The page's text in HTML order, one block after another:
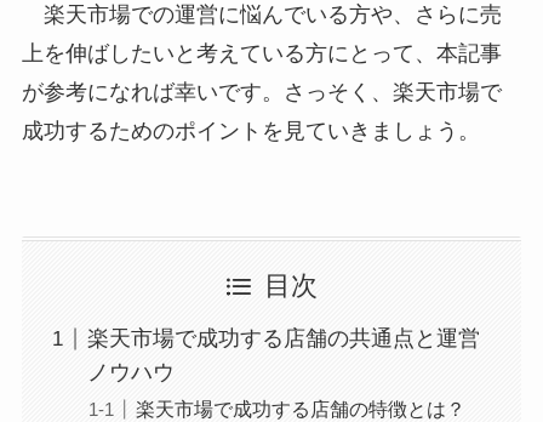
楽天市場での運営に悩んでいる方や、さらに売
上を伸ばしたいと考えている方にとって、本記事
が参考になれば幸いです。さっそく、楽天市場で
成功するためのポイントを見ていきましょう。
目次
楽天市場で成功する店舗の共通点と運営
ノウハウ
楽天市場で成功する店舗の特徴とは？